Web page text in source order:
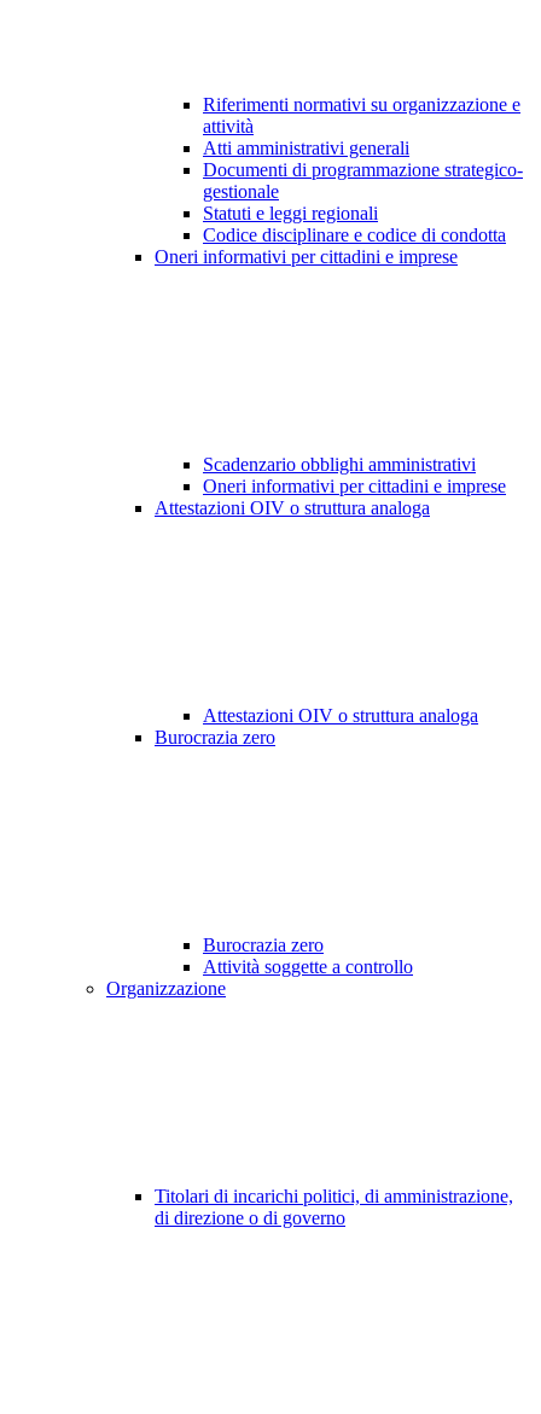
Riferimenti normativi su organizzazione e
attività
Atti amministrativi generali
Documenti di programmazione strategico-
gestionale
Statuti e leggi regionali
Codice disciplinare e codice di condotta
Oneri informativi per cittadini e imprese
Scadenzario obblighi amministrativi
Oneri informativi per cittadini e imprese
Attestazioni OIV o struttura analoga
Attestazioni OIV o struttura analoga
Burocrazia zero
Burocrazia zero
Attività soggette a controllo
Organizzazione
Titolari di incarichi politici, di amministrazione,
di direzione o di governo